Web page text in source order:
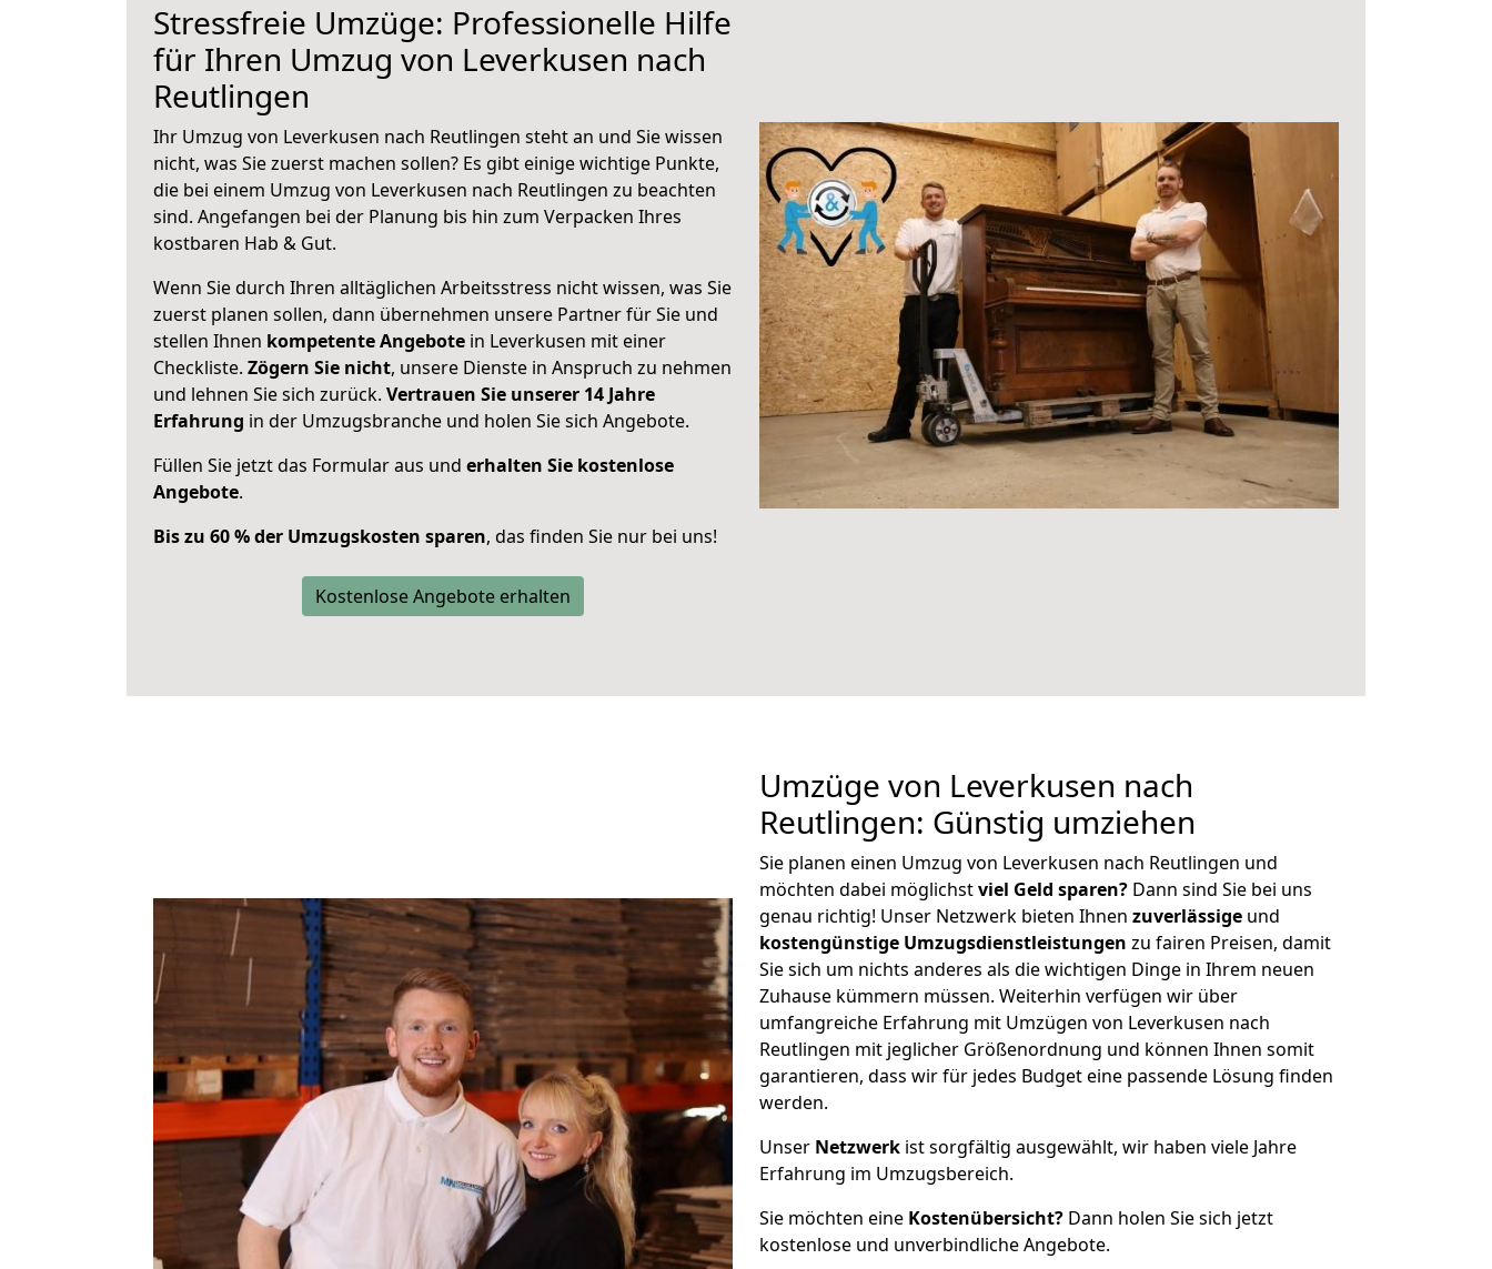
Stressfreie Umzüge: Professionelle Hilfe
für Ihren Umzug von Leverkusen nach
Reutlingen
Ihr Umzug von Leverkusen nach Reutlingen steht an und Sie wissen
nicht, was Sie zuerst machen sollen? Es gibt einige wichtige Punkte,
die bei einem Umzug von Leverkusen nach Reutlingen zu beachten
sind. Angefangen bei der Planung bis hin zum Verpacken Ihres
kostbaren Hab & Gut.
Wenn Sie durch Ihren alltäglichen Arbeitsstress nicht wissen, was Sie
zuerst planen sollen, dann übernehmen unsere Partner für Sie und
stellen Ihnen kompetente Angebote in Leverkusen mit einer
Checkliste. Zögern Sie nicht, unsere Dienste in Anspruch zu nehmen
und lehnen Sie sich zurück. Vertrauen Sie unserer 14 Jahre
Erfahrung in der Umzugsbranche und holen Sie sich Angebote.
Füllen Sie jetzt das Formular aus und erhalten Sie kostenlose
Angebote.
Bis zu 60 % der Umzugskosten sparen, das finden Sie nur bei uns!
Kostenlose Angebote erhalten
Umzüge von Leverkusen nach
Reutlingen: Günstig umziehen
Sie planen einen Umzug von Leverkusen nach Reutlingen und
möchten dabei möglichstviel Geld sparen? Dann sind Sie bei uns
genau richtig! Unser Netzwerk bieten Ihnen zuverlässige und
kostengünstige Umzugsdienstleistungen zu fairen Preisen, damit
Sie sich um nichts anderes als die wichtigen Dinge in Ihrem neuen
Zuhause kümmern müssen. Weiterhin verfügen wir über
umfangreiche Erfahrung mit Umzügen von Leverkusen nach
Reutlingen mit jeglicher Größenordnung und können Ihnen somit
garantieren, dass wir für jedes Budget eine passende Lösung finden
werden.
Unser Netzwerk ist sorgfältig ausgewählt, wir haben viele Jahre
Erfahrung im Umzugsbereich.
Sie möchten eine Kostenübersicht? Dann holen Sie sich jetzt
kostenlose und unverbindliche Angebote.